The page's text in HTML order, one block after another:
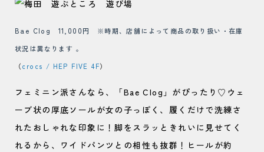
Bae Clog 11,000円 ※時期、店舗によって商品の取り扱い・在庫
状況は異なります 。
（crocs / HEP FIVE 4F）
フェミニン派さんなら、「Bae Clog」がぴったり♡ウェ
ーブ状の厚底ソールが女の子っぽく、履くだけで洗練さ
れたおしゃれな印象に！脚をスラッときれいに見せてく
れるから、ワイドパンツとの相性も抜群！ヒールが約